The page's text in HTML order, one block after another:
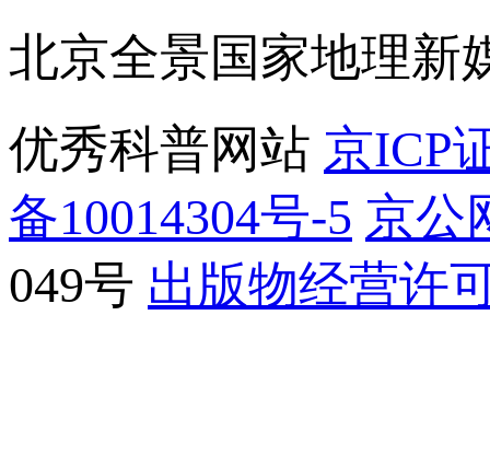
北京全景国家地理新
优秀科普网站 京ICP
备10014304号-5 京公
049号 出版物经营许